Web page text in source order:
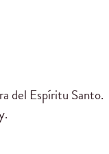
del Espíritu Santo.